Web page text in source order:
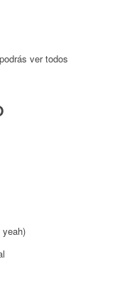
ver todos